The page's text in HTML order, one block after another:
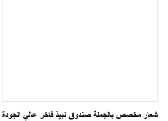
شعار مخصص بالجملة صندوق نبيذ فاخر عالي الجودة